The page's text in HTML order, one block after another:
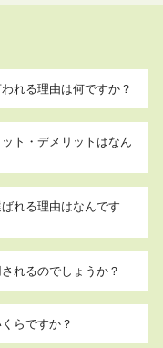
れる理由は何ですか？
ト・デメリットはなん
れる理由はなんです
れるのでしょうか？
らですか？